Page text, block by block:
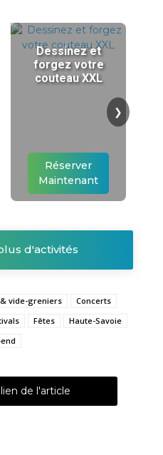
Dessinez et
forgez votre
couteau XXL
Réserver
Maintenant
❯
d'activités
vide-greniers
Concerts
Fêtes
Haute-Savoie
de l'article